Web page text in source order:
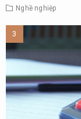
Nghề nghiệp